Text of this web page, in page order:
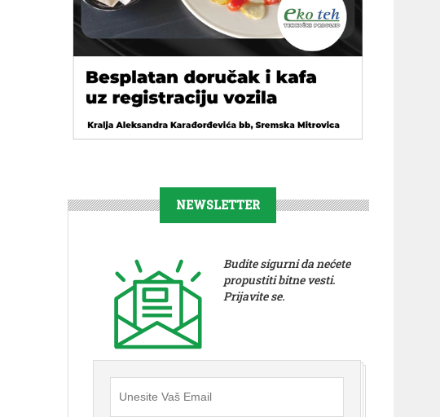
NEWSLETTER
Budite sigurni da nećete
propustiti bitne vesti.
Prijavite se.